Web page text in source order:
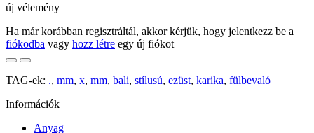
új vélemény
Ha már korábban regisztráltál, akkor kérjük, hogy jelentkezz be a
fiókodba vagy hozz létre egy új fiókot
TAG-ek: ., mm, x, mm, bali, stílusú, ezüst, karika, fülbevaló
Információk
Anyag